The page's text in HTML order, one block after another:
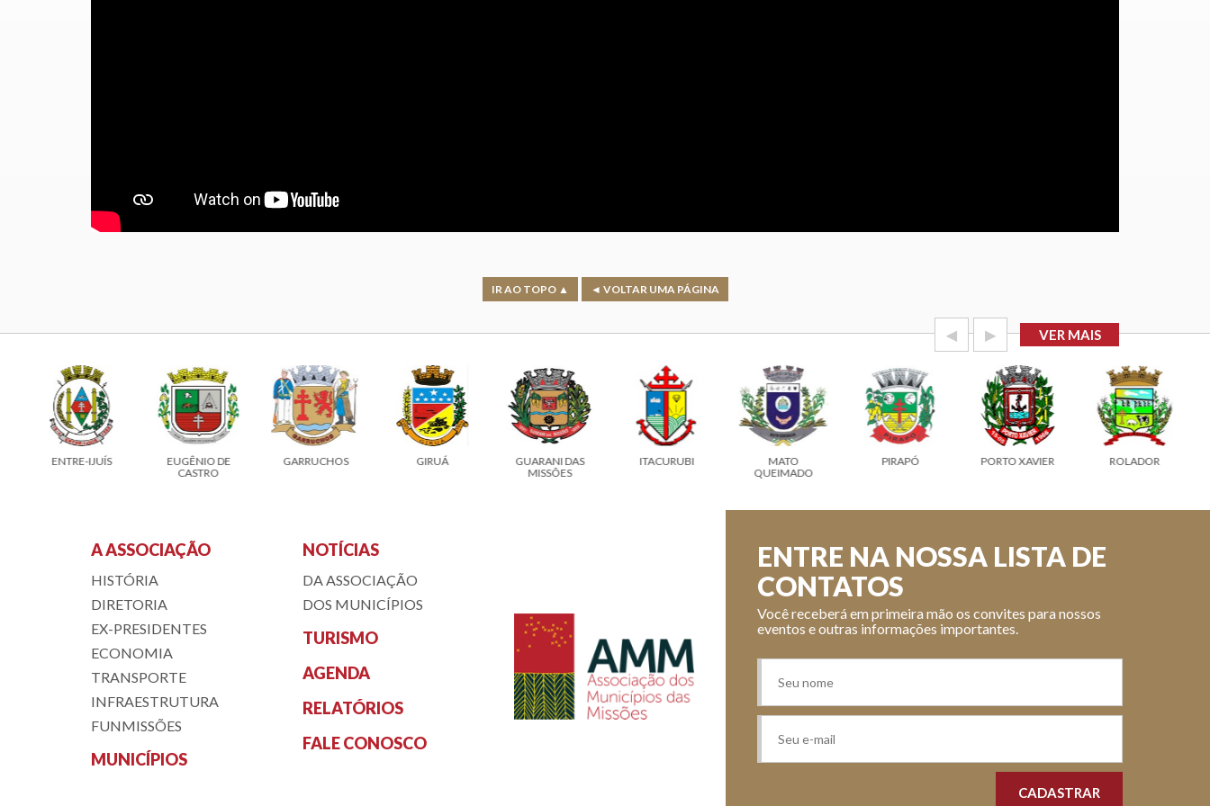
IR AO TOPO ▲ ◄ VOLTAR UMA PÁGINA
◀ ▶ VER MAIS
ENTRE-IJUÍS
EUGÊNIO DE
CASTRO
GARRUCHOS GIRUÁ
GUARANI DAS
MISSÕES
ITACURUBI
MATO
QUEIMADO
PIRAPÓ PORTO XAVIER ROLADOR
A ASSOCIAÇÃO
HISTÓRIA
DIRETORIA
EX-PRESIDENTES
ECONOMIA
TRANSPORTE
INFRAESTRUTURA
FUNMISSÕES
MUNICÍPIOS
NOTÍCIAS
DA ASSOCIAÇÃO
DOS MUNICÍPIOS
TURISMO
AGENDA
RELATÓRIOS
FALE CONOSCO
ENTRE NA NOSSA LISTA DE
CONTATOS
Você receberá em primeira mão os convites para nossos
eventos e outras informações importantes.